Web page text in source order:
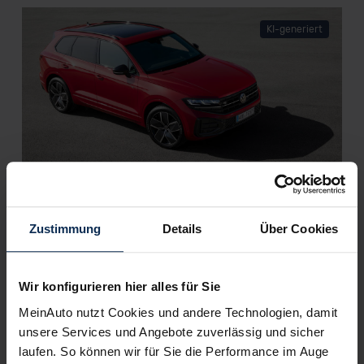
Zustimmung Details Über Cookies
Wir konfigurieren hier alles für Sie
MeinAuto nutzt Cookies und andere Technologien, damit
unsere Services und Angebote zuverlässig und sicher
laufen. So können wir für Sie die Performance im Auge
KI-generiert
VW Touareg III (Test 2023): Wie gut ist das
Oberklasse-SUV mit Plug-in-Hybrid?